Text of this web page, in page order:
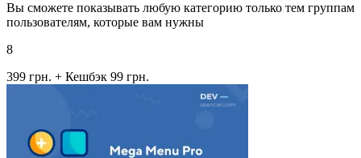
Вы сможете показывать любую категорию только тем группам
пользователям, которые вам нужны
8
399 грн. + Кешбэк 99 грн.